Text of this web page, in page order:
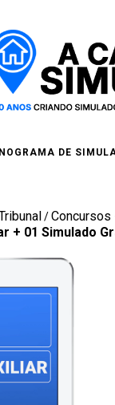
DE
/Concursos
+ 01 Simulado